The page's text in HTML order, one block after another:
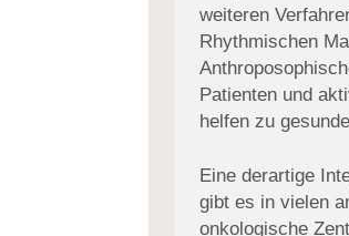
weiteren
Rhythmischen
Patienten und
helfen zu
Eine derartige
gibt es in vielen
onkologische